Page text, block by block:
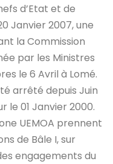
d’Etat et de
Janvier 2007, une
la Commission
par les Ministres
le 6 Avril à Lomé.
arrêté depuis Juin
le 01 Janvier 2000.
UEMOA prennent
de Bâle I, sur
engagements du